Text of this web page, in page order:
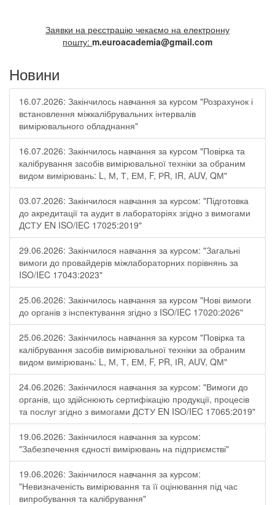
Заявки на реєстрацію чекаємо на електронну
пошту: m.euroacademia@gmail.com
Новини
16.07.2026: Закінчилось навчання за курсом "Розрахунок і
встановлення міжкалібрувальних інтервалів
вимірювального обладнання"
16.07.2026: Закінчилось навчання за курсом "Повірка та
калібрування засобів вимірювальної техніки за обраним
видом вимірювань: L, М, Т, ЕМ, F, РR, ІR, АUV, QМ"
03.07.2026: Закінчилося навчання за курсом: "Підготовка
до акредитації та аудит в лабораторіях згідно з вимогами
ДСТУ EN ISO/IEC 17025:2019"
29.06.2026: Закінчилося навчання за курсом: "Загальні
вимоги до провайдерів міжлабораторних порівнянь за
ISO/IEC 17043:2023"
25.06.2026: Закінчилось навчання за курсом "Нові вимоги
до органів з інспектування згідно з ISO/IEC 17020:2026"
25.06.2026: Закінчилось навчання за курсом "Повірка та
калібрування засобів вимірювальної техніки за обраним
видом вимірювань: L, М, Т, ЕМ, F, РR, ІR, АUV, QМ"
24.06.2026: Закінчилося навчання за курсом: "Вимоги до
органів, що здійснюють сертифікацію продукції, процесів
та послуг згідно з вимогами ДСТУ EN ISO/IEC 17065:2019"
19.06.2026: Закінчилося навчання за курсом:
"Забезпечення єдності вимірювань на підприємстві"
19.06.2026: Закінчилося навчання за курсом:
"Невизначеність вимірювання та її оцінювання під час
випробування та калібрування"